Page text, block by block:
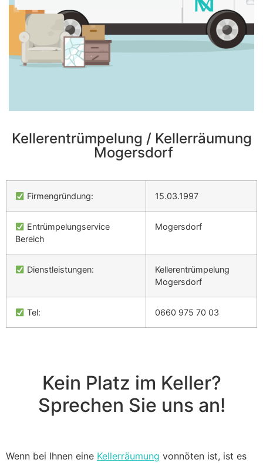
Kellerentrümpelung / Kellerräumung
Mogersdorf
Firmengründung: 15.03.1997
Entrümpelungservice
Bereich
Mogersdorf
Dienstleistungen:
Kellerentrümpelung
Mogersdorf
Tel: 0660 975 70 03
Kein Platz im Keller?
Sprechen Sie uns an!
Wenn bei Ihnen eine Kellerräumung vonnöten ist, ist es